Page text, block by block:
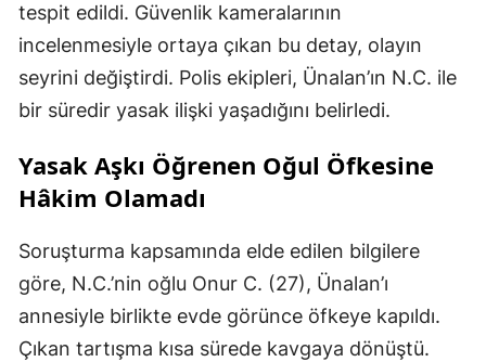
tespit edildi. Güvenlik kameralarının
incelenmesiyle ortaya çıkan bu detay, olayın
seyrini değiştirdi. Polis ekipleri, Ünalan’ın N.C. ile
bir süredir yasak ilişki yaşadığını belirledi.
Yasak Aşkı Öğrenen Oğul Öfkesine
Hâkim Olamadı
Soruşturma kapsamında elde edilen bilgilere
göre, N.C.’nin oğlu Onur C. (27), Ünalan’ı
annesiyle birlikte evde görünce öfkeye kapıldı.
Çıkan tartışma kısa sürede kavgaya dönüştü.